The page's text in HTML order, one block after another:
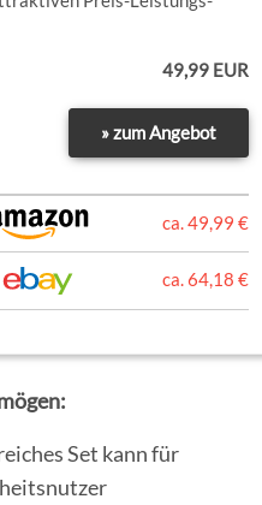
49,99 EUR
» zum Angebot
ca. 49,99 €
ca. 64,18 €
Set kann für